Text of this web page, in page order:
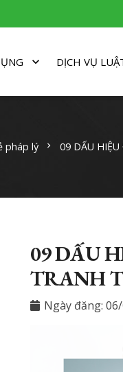
DỊCH VỤ
pháp lý chevron_right 09 DẤU
09 DẤU
TRANH
Ngày đăng: